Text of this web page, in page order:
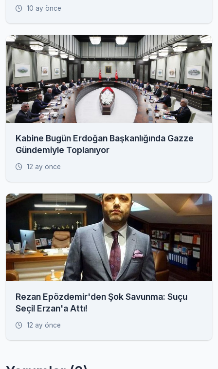
10 ay önce
Kabine Bugün Erdoğan Başkanlığında Gazze
Gündemiyle Toplanıyor
12 ay önce
Rezan Epözdemir'den Şok Savunma: Suçu
Seçil Erzan'a Attı!
12 ay önce